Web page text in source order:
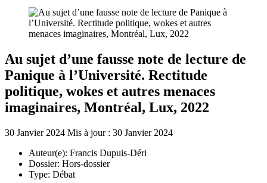
Au sujet d’une fausse note de lecture de
Panique à l’Université. Rectitude
politique, wokes et autres menaces
imaginaires, Montréal, Lux, 2022
30 Janvier 2024 Mis à jour : 30 Janvier 2024
Auteur(e): Francis Dupuis-Déri
Dossier: Hors-dossier
Type: Débat